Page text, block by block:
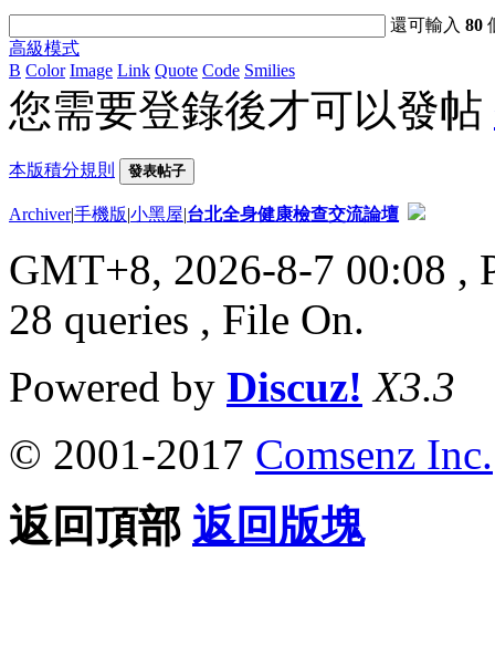
還可輸入80
高級模式
B Color Image Link Quote Code Smilies
您需要登錄後才可以發帖
本版積分規則 發表帖子
Archiver|手機版|小黑屋|台北全身健康檢查交流論壇
GMT+8, 2026-8-7 00:08 ,
28 queries , File On.
Powered by Discuz! X3.3
© 2001-2017 Comsenz Inc.
返回頂部 返回版塊